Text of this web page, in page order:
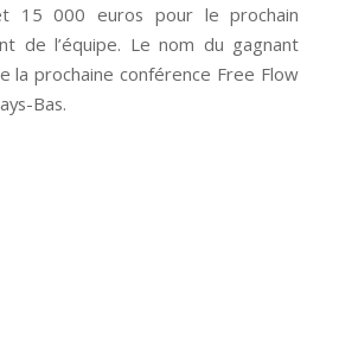
15 000 euros pour le prochain
de l’équipe. Le nom du gagnant
la prochaine conférence Free Flow
Bas.